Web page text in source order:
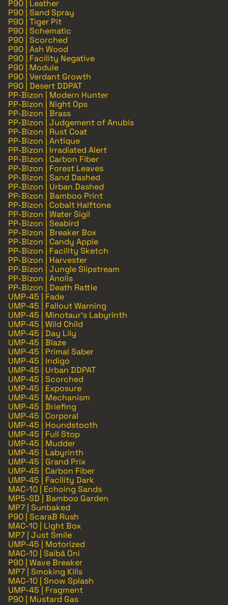
P90 | Leather
P90 | Sand Spray
P90 | Tiger Pit
P90 | Schematic
P90 | Scorched
P90 | Ash Wood
P90 | Facility Negative
P90 | Module
P90 | Verdant Growth
P90 | Desert DDPAT
PP-Bizon | Modern Hunter
PP-Bizon | Night Ops
PP-Bizon | Brass
PP-Bizon | Judgement of Anubis
PP-Bizon | Rust Coat
PP-Bizon | Antique
PP-Bizon | Irradiated Alert
PP-Bizon | Carbon Fiber
PP-Bizon | Forest Leaves
PP-Bizon | Sand Dashed
PP-Bizon | Urban Dashed
PP-Bizon | Bamboo Print
PP-Bizon | Cobalt Halftone
PP-Bizon | Water Sigil
PP-Bizon | Seabird
PP-Bizon | Breaker Box
PP-Bizon | Candy Apple
PP-Bizon | Facility Sketch
PP-Bizon | Harvester
PP-Bizon | Jungle Slipstream
PP-Bizon | Anolis
PP-Bizon | Death Rattle
UMP-45 | Fade
UMP-45 | Fallout Warning
UMP-45 | Minotaur's Labyrinth
UMP-45 | Wild Child
UMP-45 | Day Lily
UMP-45 | Blaze
UMP-45 | Primal Saber
UMP-45 | Indigo
UMP-45 | Urban DDPAT
UMP-45 | Scorched
UMP-45 | Exposure
UMP-45 | Mechanism
UMP-45 | Briefing
UMP-45 | Corporal
UMP-45 | Houndstooth
UMP-45 | Full Stop
UMP-45 | Mudder
UMP-45 | Labyrinth
UMP-45 | Grand Prix
UMP-45 | Carbon Fiber
UMP-45 | Facility Dark
MAC-10 | Echoing Sands
MP5-SD | Bamboo Garden
MP7 | Sunbaked
P90 | ScaraB Rush
MAC-10 | Light Box
MP7 | Just Smile
UMP-45 | Motorized
MAC-10 | Saibā Oni
P90 | Wave Breaker
MP7 | Smoking Kills
MAC-10 | Snow Splash
UMP-45 | Fragment
P90 | Mustard Gas